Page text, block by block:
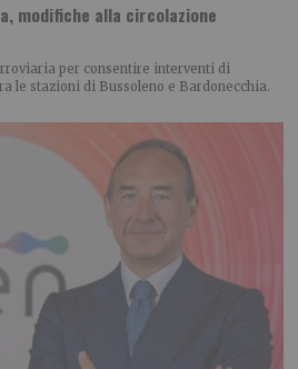
modifiche alla circolazione
per consentire interventi di
le stazioni di Bussoleno e Bardonecchia.